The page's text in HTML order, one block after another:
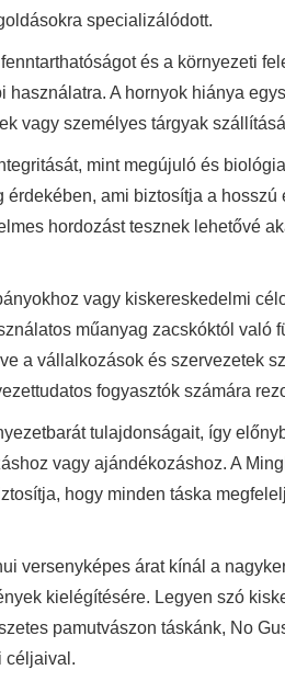
specializálódott.
és a környezeti
A hornyok hiánya
vagy személyes tárgyak
mint megújuló és
ami biztosítja a
hordozást tesznek lehetővé
vagy kiskereskedelmi
műanyag zacskóktól való
a vállalkozások és szervezetek
fogyasztók számára
tulajdonságait, így
vagy ajándékozáshoz. A
hogy minden táska
versenyképes árat kínál a
kielégítésére. Legyen szó
pamutvászon táskánk, No
céljaival.